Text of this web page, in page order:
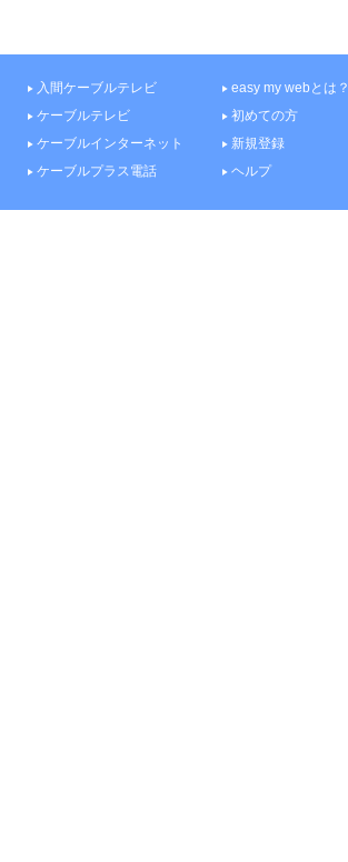
入間ケーブルテレビ
ケーブルテレビ
ケーブルインターネット
ケーブルプラス電話
easy my webとは？
初めての方
新規登録
ヘルプ